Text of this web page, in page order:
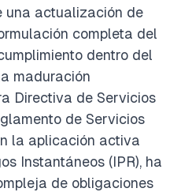
una actualización de
completa del
dentro del
maduración
Directiva de Servicios
de Servicios
la aplicación activa
Instantáneos (IPR), ha
de obligaciones